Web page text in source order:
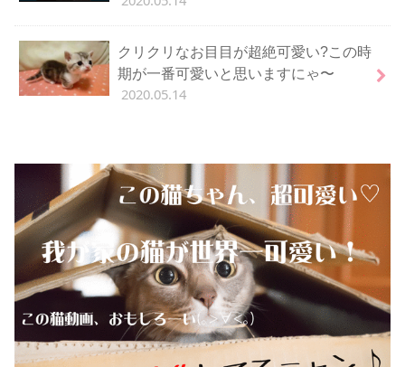
クリクリなお目目が超絶可愛い?この時
期が一番可愛いと思いますにゃ〜
2020.05.14